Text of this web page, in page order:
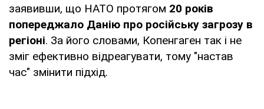
заявивши, що НАТО протягом 20 років
попереджало Данію про російську загрозу в
регіоні. За його словами, Копенгаген так і не
зміг ефективно відреагувати, тому "настав
час" змінити підхід.